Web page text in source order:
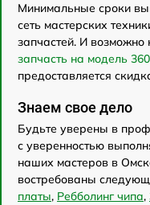
Минимальные сроки
сеть мастерских
запчастей. И
запчасть на модель 360
предоставляется
Знаем свое дело
Будьте уверены в
с уверенностью
наших мастеров в
востребованы
платы, Ребболинг чипа,